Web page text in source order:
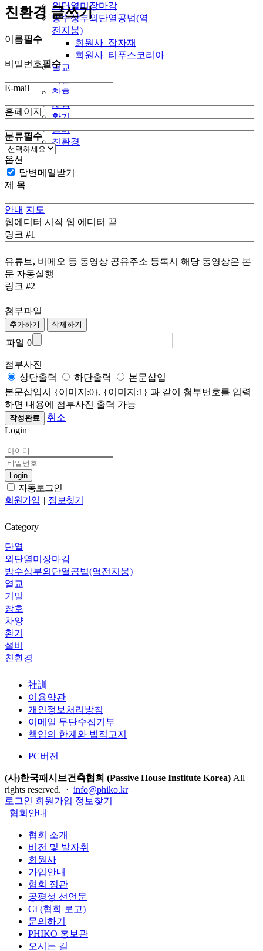
외단열미장마감
방수상부외단열공법(역
전지붕)
회원사_잡자재
회원사_티푸스코리아
열교
창호
차양
환기
설비
친환경
친환경 글쓰기
이름필수
비밀번호필수
E-mail
홈페이지
분류필수
옵션
답변메일받기
제 목
안내 지도
웹에디터 시작 웹 에디터 끝
링크 #1
유튜브, 비메오 등 동영상 공유주소 등록시 해당 동영상은 본
문 자동실행
링크 #2
첨부파일
추가하기 삭제하기
파일 0
첨부사진
상단출력
하단출력
본문삽입
본문삽입시 {이미지:0}, {이미지:1} 과 같이 첨부번호를 입력
하면 내용에 첨부사진 출력 가능
작성완료
취소
Login
Login
자동로그인
회원가입 | 정보찾기
Category
단열
외단열미장마감
방수상부외단열공법(역전지붕)
열교
기밀
창호
차양
환기
설비
친환경
社訓
이용약관
개인정보처리방침
이메일 무단수집거부
책임의 한계와 법적고지
PC버전
(사)한국패시브건축협회 (Passive House Institute Korea) All
rights reserved. · info@phiko.kr
로그인 회원가입 정보찾기
협회안내
협회 소개
비전 및 발자취
회원사
가입안내
협회 정관
공평성 선언문
CI (협회 로고)
문의하기
PHIKO 홍보관
오시는 길